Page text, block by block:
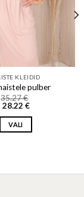
KLEIDID
pulber
35.27€
28.22 €
VALI
multiple